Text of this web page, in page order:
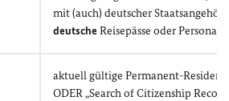
mit (auch) deutscher
deutsche Reisepässe oder
aktuell gültige Permanent-
ODER „Search of Citizenship